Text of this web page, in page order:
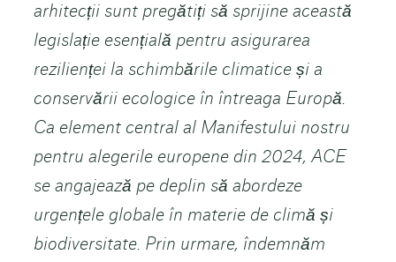
arhitecții sunt pregătiți să sprijine această
legislație esențială pentru asigurarea
rezilienței la schimbările climatice și a
conservării ecologice în întreaga Europă.
Ca element central al Manifestului nostru
pentru alegerile europene din 2024, ACE
se angajează pe deplin să abordeze
urgențele globale în materie de climă și
biodiversitate. Prin urmare, îndemnăm